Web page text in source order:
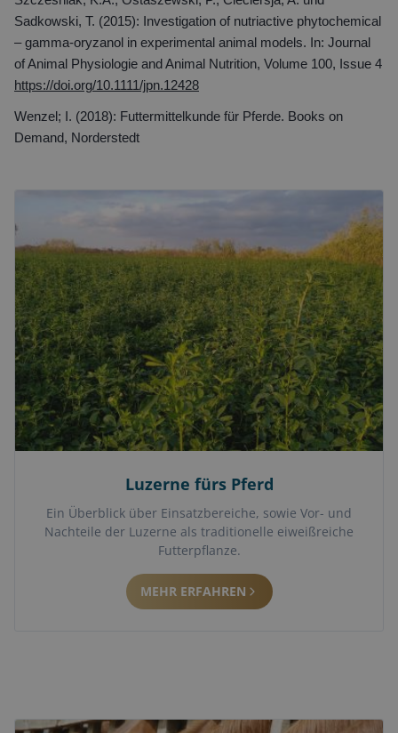
Sadkowski, T. (2015): Investigation of nutriactive phytochemical
– gamma-oryzanol in experimental animal models. In: Journal
of Animal Physiologie and Animal Nutrition, Volume 100, Issue 4
https://doi.org/10.1111/jpn.12428
Wenzel; I. (2018): Futtermittelkunde für Pferde. Books on
Demand, Norderstedt
Luzerne fürs Pferd
Ein Überblick über Einsatzbereiche, sowie Vor- und
Nachteile der Luzerne als traditionelle eiweißreiche
Futterpflanze.
MEHR ERFAHREN